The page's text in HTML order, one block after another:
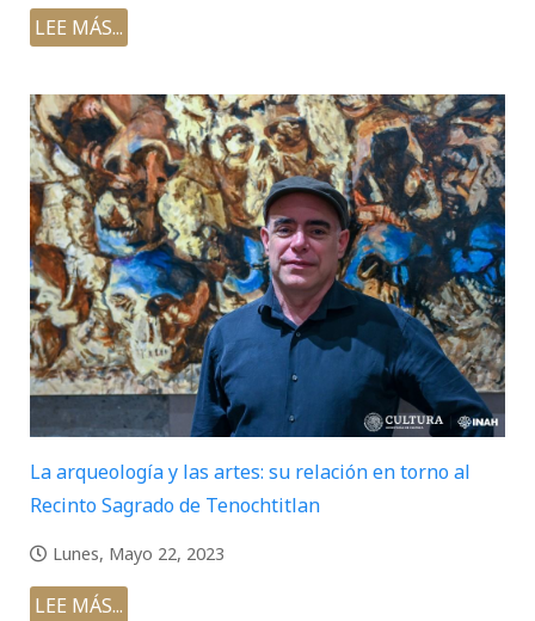
LEE MÁS...
La arqueología y las artes: su relación en torno al
Recinto Sagrado de Tenochtitlan
Lunes, Mayo 22, 2023
LEE MÁS...